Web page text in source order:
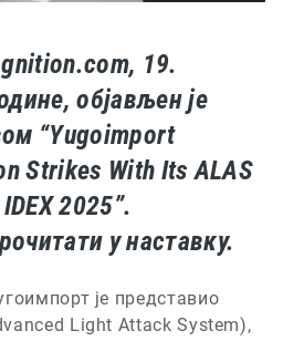
19.
објављен је
“Yugoimport
Strikes With Its ALAS
2025”.
у наставку.
је представио
Light Attack System),